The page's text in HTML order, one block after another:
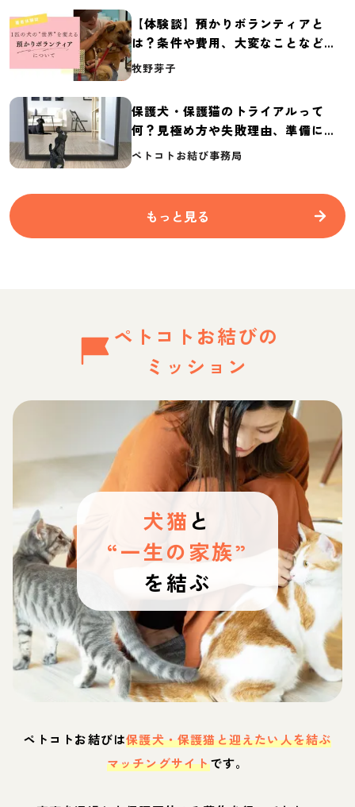
【体験談】預かりボランティアと
は？条件や費用、大変なことなど紹
介
牧野芽子
保護犬・保護猫のトライアルって
何？見極め方や失敗理由、準備に必
要なものを紹介
ペトコトお結び事務局
もっと見る
ペトコトお結びの
ミッション
犬猫 と
“一生の家族”
を結ぶ
ペトコトお結びは保護犬・保護猫と迎えたい人を結ぶ
マッチングサイトです。